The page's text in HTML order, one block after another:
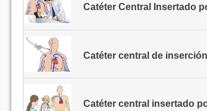
Catéter Central Insertado
Catéter central de
Catéter central insertado